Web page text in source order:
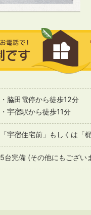
・脇田電停から徒歩12分
・宇宿駅から徒歩11分
「宇宿住宅前」もしくは「
5台完備 (その他にもござい